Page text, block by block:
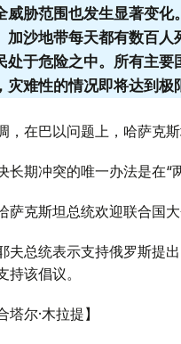
威胁范围也发生显著变
加沙地带每天都有数百
处于危险之中。所有主
灾难性的情况即将达到极
，在巴以问题上，哈萨克
长期冲突的唯一办法是在“
萨克斯坦总统欢迎联合国
夫总统表示支持俄罗斯提
持该倡议。
塔尔·木拉提】